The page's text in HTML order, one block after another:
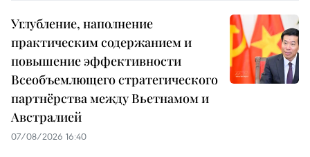
Углубление, наполнение
практическим содержанием и
повышение эффективности
Всеобъемлющего стратегического
партнёрства между Вьетнамом и
Австралией
07/08/2026 16:40